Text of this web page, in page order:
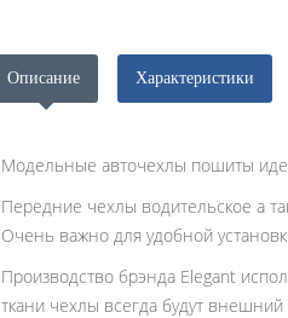
Описание Характеристики
Модельные авточехлы пошиты
Передние чехлы водительское а
Очень важно для удобной
Производство брэнда Elegant
ткани чехлы всегда будут